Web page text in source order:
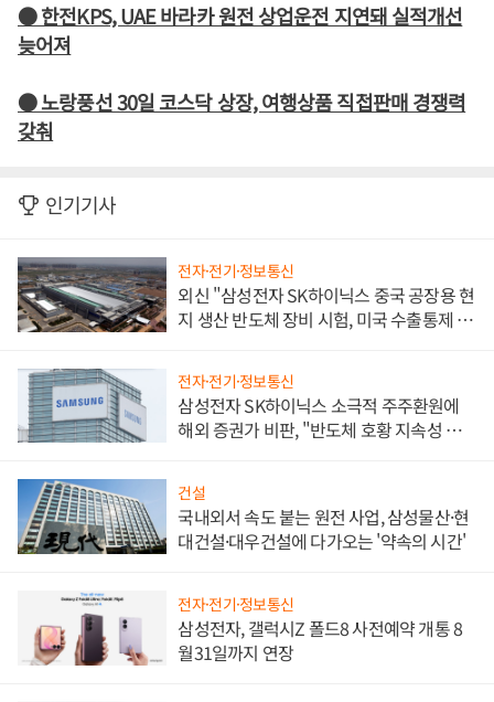
● 한전KPS, UAE 바라카 원전 상업운전 지연돼 실적개선
늦어져
● 노랑풍선 30일 코스닥 상장, 여행상품 직접판매 경쟁력
갖춰
인기기사
전자·전기·정보통신
외신 "삼성전자 SK하이닉스 중국 공장용 현
지 생산 반도체 장비 시험, 미국 수출통제 대
전자·전기·정보통신
삼성전자 SK하이닉스 소극적 주주환원에
해외 증권가 비판, "반도체 호황 지속성 의
건설
국내외서 속도 붙는 원전 사업, 삼성물산·현
대건설·대우건설에 다가오는 '약속의 시간'
전자·전기·정보통신
삼성전자, 갤럭시Z 폴드8 사전예약 개통 8
월31일까지 연장